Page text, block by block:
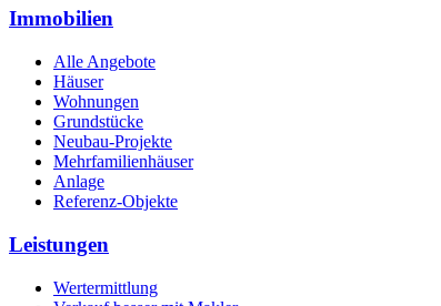
Immobilien
Alle Angebote
Häuser
Wohnungen
Grundstücke
Neubau-Projekte
Mehrfamilienhäuser
Anlage
Referenz-Objekte
Leistungen
Wertermittlung